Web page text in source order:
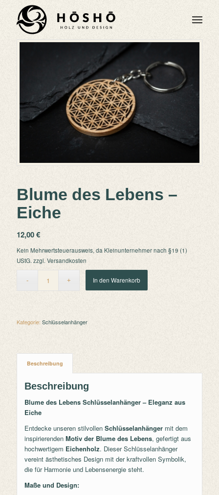
Blume des Lebens –
Eiche
12,00€
Kein Mehrwertsteuerausweis, da Kleinunternehmer nach §19 (1)
UStG. zzgl. Versandkosten
In den Warenkorb
Kategorie: Schlüsselanhänger
Beschreibung
Beschreibung
Blume des Lebens Schlüsselanhänger – Eleganz aus
Eiche
Entdecke unseren stilvollen Schlüsselanhängermit dem
inspirierenden Motiv der Blume des Lebens, gefertigt aus
hochwertigem Eichenholz. Dieser Schlüsselanhänger
vereint ästhetisches Design mit der kraftvollen Symbolik,
die für Harmonie und Lebensenergie steht.
Maße und Design: